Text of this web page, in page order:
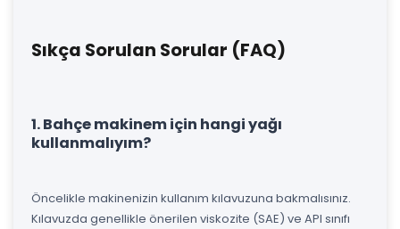
Sıkça Sorulan Sorular (FAQ)
1. Bahçe makinem için hangi yağı
kullanmalıyım?
Öncelikle makinenizin kullanım kılavuzuna bakmalısınız.
Kılavuzda genellikle önerilen viskozite (SAE) ve API sınıfı